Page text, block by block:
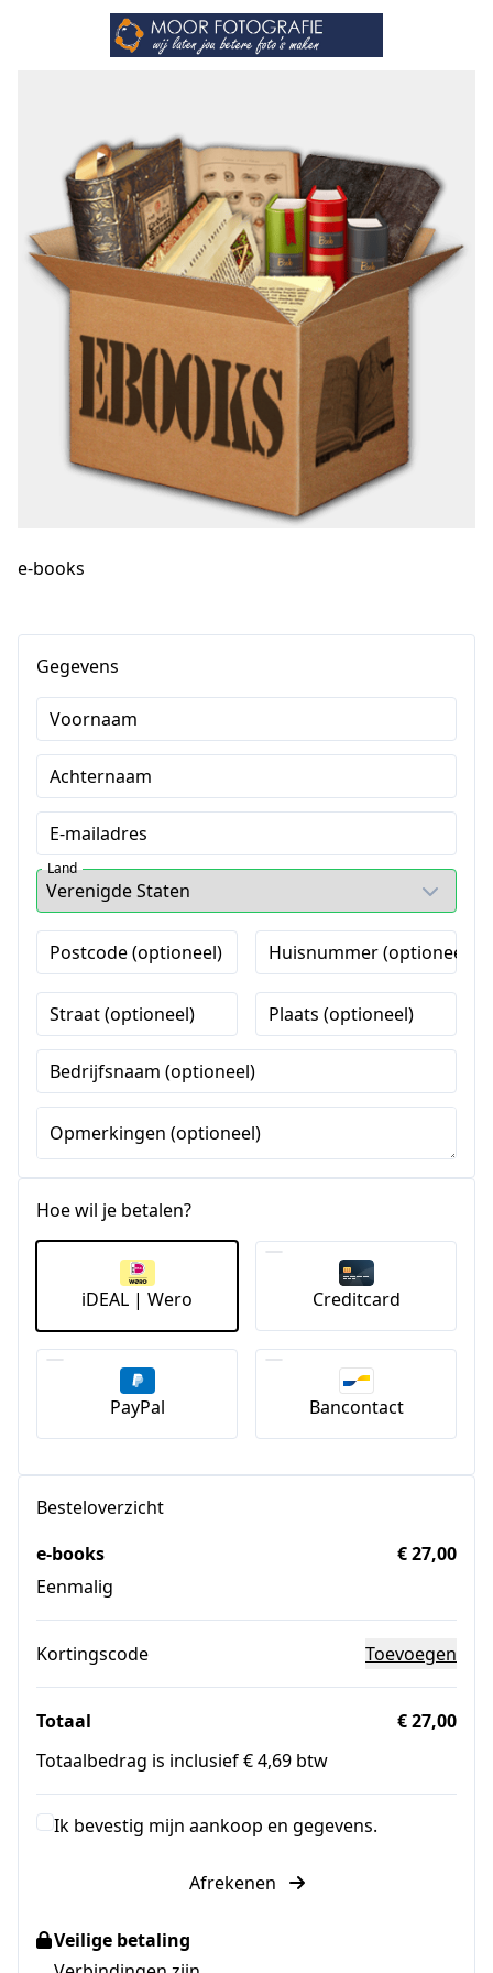
e-books
Gegevens
Voornaam
Achternaam
E-mailadres
Land
Postcode (optioneel) Huisnummer (optioneel)
Straat (optioneel) Plaats (optioneel)
Bedrijfsnaam (optioneel)
Opmerkingen (optioneel)
Hoe wil je betalen?
iDEAL | Wero Creditcard
PayPal Bancontact
Besteloverzicht
e-books
Eenmalig
€ 27,00
Kortingscode Toevoegen
Totaal
€ 27,00
Totaalbedrag is inclusief € 4,69 btw
Ik bevestig mijn aankoop en gegevens.
Afrekenen
Veilige betaling